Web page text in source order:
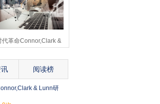
代革命Connor,Clark &
阅读榜
& Lunn研